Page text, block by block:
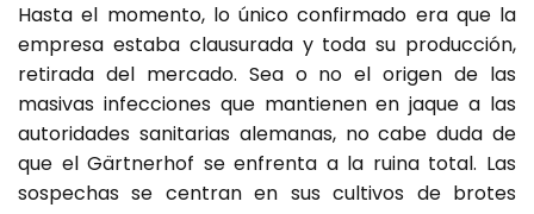
Hasta el momento, lo único confirmado era que la
empresa estaba clausurada y toda su producción,
retirada del mercado. Sea o no el origen de las
masivas infecciones que mantienen en jaque a las
autoridades sanitarias alemanas, no cabe duda de
que el Gärtnerhof se enfrenta a la ruina total. Las
sospechas se centran en sus cultivos de brotes